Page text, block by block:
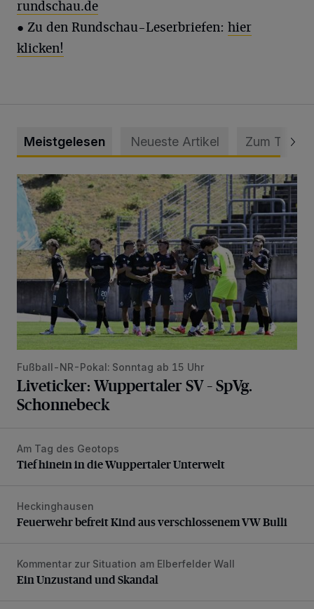
rundschau.de
● Zu den Rundschau-Leserbriefen: hier
klicken!
Meistgelesen Neueste Artikel Zum Thema
Liveticker: Wuppertaler SV – SpVg. Schonnebeck
Fußball-NR-Pokal: Sonntag ab 15 Uhr
Liveticker: Wuppertaler SV – SpVg.
Schonnebeck
Tief hinein in die Wuppertaler Unterwelt
Am Tag des Geotops
Tief hinein in die Wuppertaler Unterwelt
Feuerwehr befreit Kind aus verschlossenem VW Bulli
Heckinghausen
Feuerwehr befreit Kind aus verschlossenem VW Bulli
Ein Unzustand und Skandal
Kommentar zur Situation am Elberfelder Wall
Ein Unzustand und Skandal